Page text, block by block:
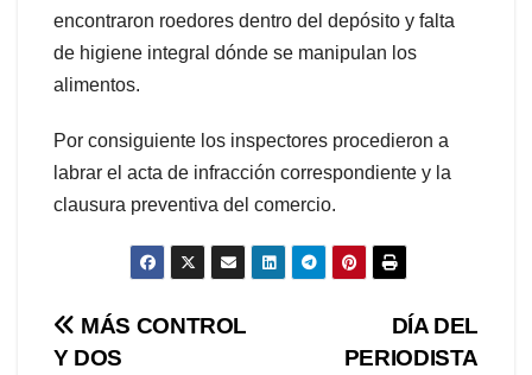
encontraron roedores dentro del depósito y falta
de higiene integral dónde se manipulan los
alimentos.
Por consiguiente los inspectores procedieron a
labrar el acta de infracción correspondiente y la
clausura preventiva del comercio.
Navegación
DÍA DEL
PERIODISTA
MÁS CONTROL
Y DOS